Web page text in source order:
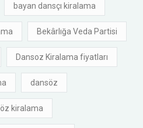
bayan dansçı kiralama
Bekârlığa Veda Partisi
Dansoz Kiralama fiyatları
dansöz
kiralama